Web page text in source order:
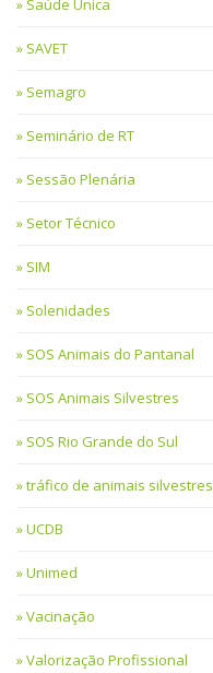
Saúde Única
SAVET
Semagro
Seminário de RT
Sessão Plenária
Setor Técnico
SIM
Solenidades
SOS Animais do Pantanal
SOS Animais Silvestres
SOS Rio Grande do Sul
tráfico de animais silvestres
UCDB
Unimed
Vacinação
Valorização Profissional